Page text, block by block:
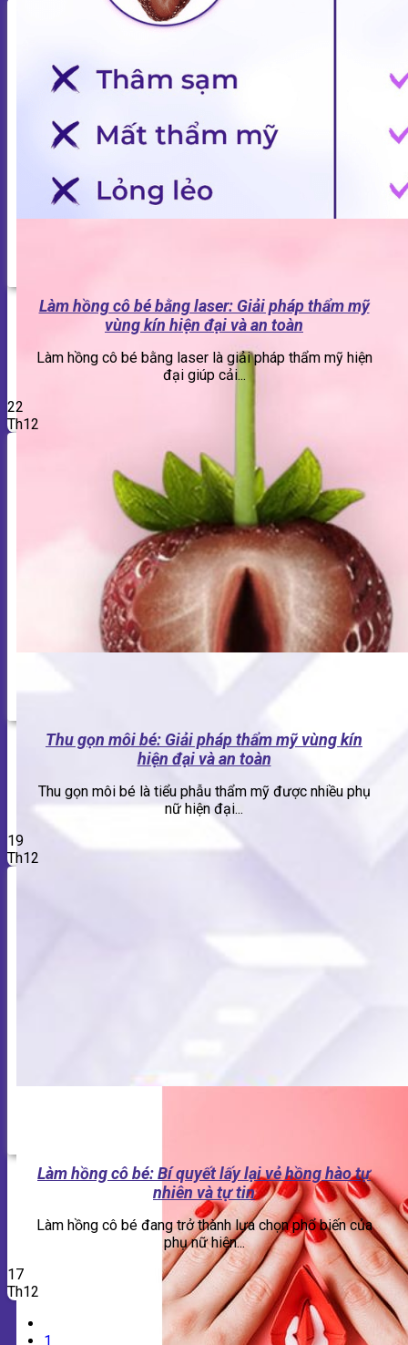
Làm hồng cô bé bằng laser: Giải pháp thẩm mỹ
vùng kín hiện đại và an toàn
Làm hồng cô bé bằng laser là giải pháp thẩm mỹ hiện
đại giúp cải...
22
Th12
Thu gọn môi bé: Giải pháp thẩm mỹ vùng kín
hiện đại và an toàn
Thu gọn môi bé là tiểu phẫu thẩm mỹ được nhiều phụ
nữ hiện đại...
19
Th12
Làm hồng cô bé: Bí quyết lấy lại vẻ hồng hào tự
nhiên và tự tin
Làm hồng cô bé đang trở thành lựa chọn phổ biến của
phụ nữ hiện...
17
Th12
1